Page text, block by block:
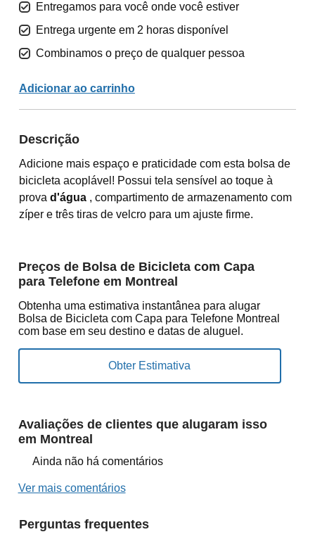
Entregamos para você onde você estiver
Entrega urgente em 2 horas disponível
Combinamos o preço de qualquer pessoa
Adicionar ao carrinho
Descrição
Adicione mais espaço e praticidade com esta bolsa de
bicicleta acoplável! Possui tela sensível ao toque à
prova d'água, compartimento de armazenamento com
zíper e três tiras de velcro para um ajuste firme.
Preços de Bolsa de Bicicleta com Capa
para Telefone em Montreal
Obtenha uma estimativa instantânea para alugar
Bolsa de Bicicleta com Capa para Telefone Montreal
com base em seu destino e datas de aluguel.
Avaliações de clientes que alugaram isso
em Montreal
Ainda não há comentários
Ver mais comentários
Perguntas frequentes